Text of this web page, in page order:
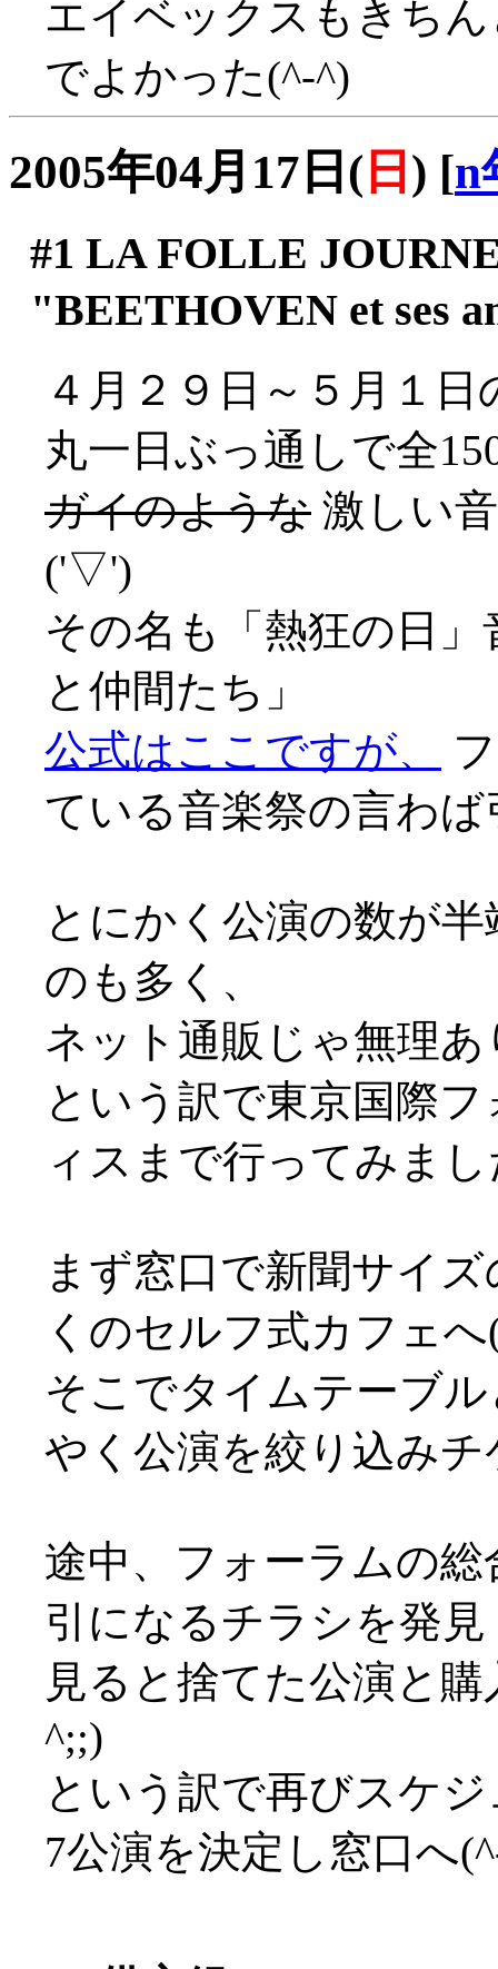
エイベックスもきち
でよかった(^-^)
2005年04月17日( 日 ) [n
#1 LA FOLLE
"BEETHOVEN et ses
４月２９日～５月１日
丸一日ぶっ通しで全
ガイのような 激しい
('▽')
その名も「熱狂の日
と仲間たち」
公式はここですが、
ている音楽祭の言わ
とにかく公演の数が
のも多く、
ネット通販じゃ無理
という訳で東京国際
ィスまで行ってみま
まず窓口で新聞サイ
くのセルフ式カフェ
そこでタイムテーブ
やく公演を絞り込み
途中、フォーラムの
引になるチラシを発見
見ると捨てた公演と
^;;)
という訳で再びスケ
7公演を決定し窓口へ